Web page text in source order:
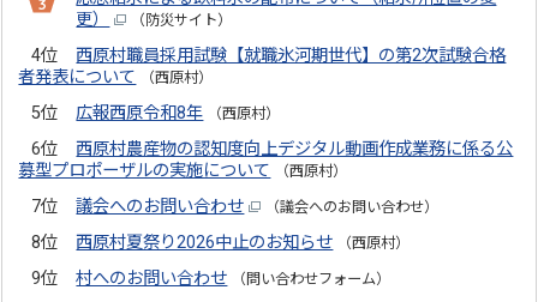
更）
（防災サイト）
4位
西原村職員採用試験【就職氷河期世代】の第2次試験合格
者発表について
（西原村）
5位 広報西原令和8年 （西原村）
6位
西原村農産物の認知度向上デジタル動画作成業務に係る公
募型プロポーザルの実施について
（西原村）
7位 議会へのお問い合わせ （議会へのお問い合わせ）
8位 西原村夏祭り2026中止のお知らせ （西原村）
9位 村へのお問い合わせ （問い合わせフォーム）